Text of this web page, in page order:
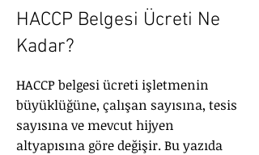
HACCP Belgesi Ücreti Ne
Kadar?
HACCP belgesi ücreti işletmenin
büyüklüğüne, çalışan sayısına, tesis
sayısına ve mevcut hijyen
altyapısına göre değişir. Bu yazıda